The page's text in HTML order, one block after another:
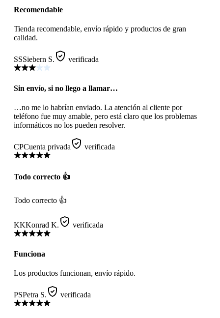
Recomendable
Tienda recomendable, envío rápido y productos de gran
calidad.
SSSiebern S. verificada
Sin envío, si no llego a llamar…
…no me lo habrían enviado. La atención al cliente por
teléfono fue muy amable, pero está claro que los problemas
informáticos no los pueden resolver.
CPCuenta privada verificada
Todo correcto 👍
Todo correcto 👍
KKKonrad K. verificada
Funciona
Los productos funcionan, envío rápido.
PSPetra S. verificada